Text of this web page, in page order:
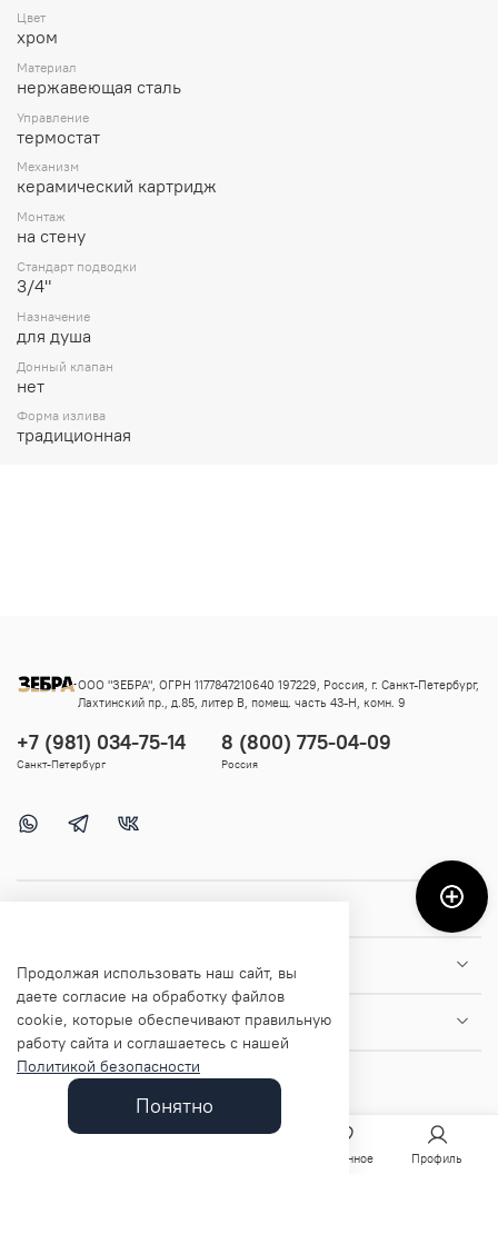
Цвет
хром
Материал
нержавеющая сталь
Управление
термостат
Механизм
керамический картридж
Монтаж
на стену
Стандарт подводки
3/4"
Назначение
для душа
Донный клапан
нет
Форма излива
традиционная
Помощь и информация
О магазине
+7 (981) 034-75-14
Санкт-Петербург
8 (800) 775-04-09
Россия
ООО "ЗЕБРА", ОГРН 1177847210640 197229, Россия, г. Санкт-Петербург,
Лахтинский пр., д.85, литер В, помещ. часть 43-Н, комн. 9
Избранное Профиль
Продолжая использовать наш сайт, вы
даете согласие на обработку файлов
cookie, которые обеспечивают правильную
работу сайта и соглашаетесь с нашей
Политикой безопасности
Понятно